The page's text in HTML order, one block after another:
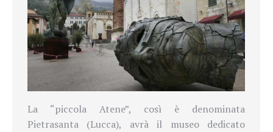
La “piccola Atene”, così è denominata
Pietrasanta (Lucca), avrà il museo dedicato